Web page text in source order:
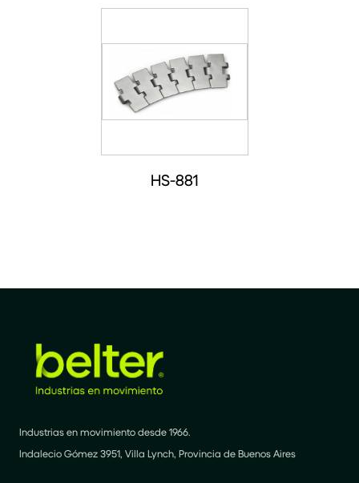
HS-881
Industrias en movimiento desde 1966.
Indalecio Gómez 3951, Villa Lynch, Provincia de Buenos Aires